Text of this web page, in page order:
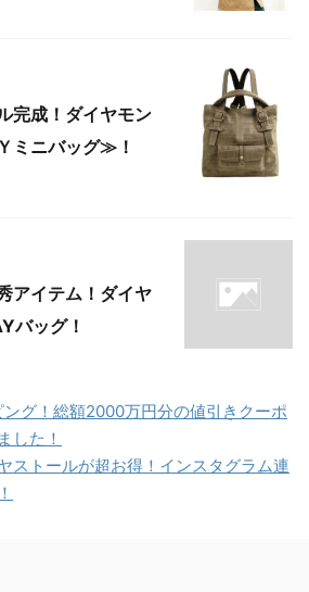
完成！ダイヤモン
ミニバッグ≫！
アイテム！ダイヤ
バッグ！
ング！総額2000万円分の値引きクーポ
した！
ストールが超お得！インスタグラム連